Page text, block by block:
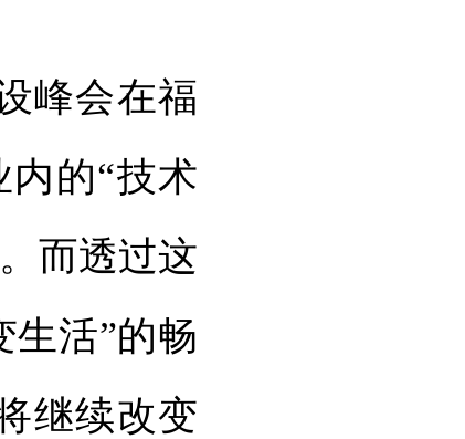
峰会在福
的“技术
而透过这
生活”的畅
继续改变